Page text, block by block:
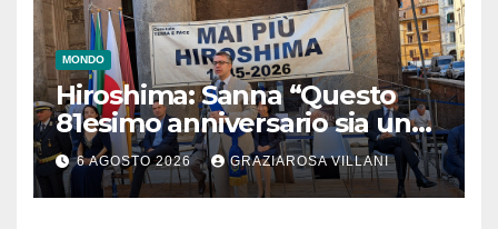
MONDO
Hiroshima: Sanna “Questo
81esimo anniversario sia un
monito per tutti”
6 AGOSTO 2026 GRAZIAROSA VILLANI